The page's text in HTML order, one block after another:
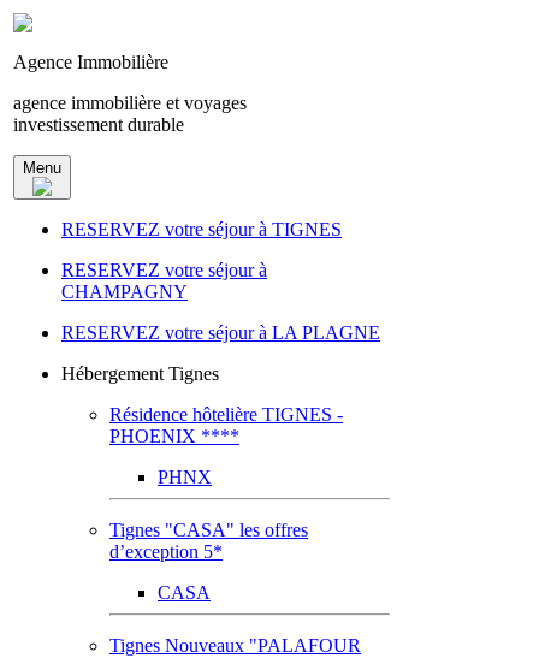
Agence Immobilière
agence immobilière et voyages
investissement durable
Menu
RESERVEZ votre séjour à TIGNES
RESERVEZ votre séjour à
CHAMPAGNY
RESERVEZ votre séjour à LA PLAGNE
Hébergement Tignes
Résidence hôtelière TIGNES -
PHOENIX ****
PHNX
Tignes "CASA" les offres
d’exception 5*
CASA
Tignes Nouveaux "PALAFOUR